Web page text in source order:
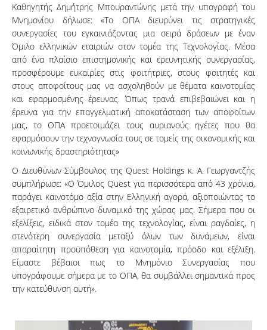
Καθηγητής Δημήτρης Μπουραντώνης μετά την υπογραφή του
Μνημονίου δήλωσε: «Το ΟΠΑ διευρύνει τις στρατηγικές
συνεργασίες του εγκαινιάζοντας μια σειρά δράσεων με έναν
Όμιλο ελληνικών εταιριών στον τομέα της Τεχνολογίας. Μέσα
από ένα πλαίσιο επιστημονικής και ερευνητικής συνεργασίας,
προσφέρουμε ευκαιρίες στις φοιτήτριες, στους φοιτητές και
στους αποφοίτους μας να ασχοληθούν με θέματα καινοτομίας
και εφαρμοσμένης έρευνας. Όπως τρανά επιβεβαιώνει και η
έρευνα για την επαγγελματική αποκατάσταση των αποφοίτων
μας, το ΟΠΑ προετοιμάζει τους αυριανούς ηγέτες που θα
εφαρμόσουν την τεχνογνωσία τους σε τομείς της οικονομικής και
κοινωνικής δραστηριότητας»
Ο Διευθύνων Σύμβουλος της Quest Holdings κ. Α. Γεωργαντζής
συμπλήρωσε: «Ο Όμιλος Quest για περισσότερα από 43 χρόνια,
παράγει καινοτόμο αξία στην Ελληνική αγορά, αξιοποιώντας το
εξαιρετικό ανθρώπινο δυναμικό της χώρας μας. Σήμερα που οι
εξελίξεις, ειδικά στον τομέα της τεχνολογίας, είναι ραγδαίες, η
στενότερη συνεργασία μεταξύ όλων των δυνάμεων, είναι
απαραίτητη προϋπόθεση για καινοτομία, πρόοδο και εξέλιξη.
Είμαστε βέβαιοι πως το Μνημόνιο Συνεργασίας που
υπογράφουμε σήμερα με το ΟΠΑ, θα συμβάλλει σημαντικά προς
την κατεύθυνση αυτή».